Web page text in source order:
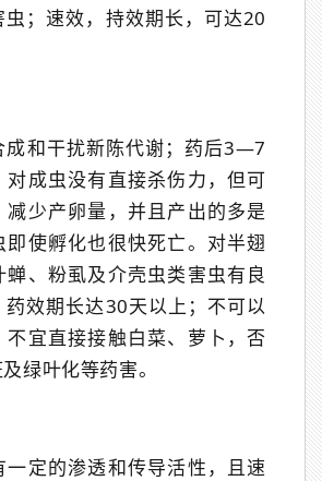
虫；速效，持效期长，可达20
成和干扰新陈代谢；药后3—7
对成虫没有直接杀伤力，但可
减少产卵量，并且产出的多是
即使孵化也很快死亡。对半翅
蝉、粉虱及介壳虫类害虫有良
效期长达30天以上；不可以
不宜直接接触白菜、萝卜，否
绿叶化等药害。
一定的渗透和传导活性，且速